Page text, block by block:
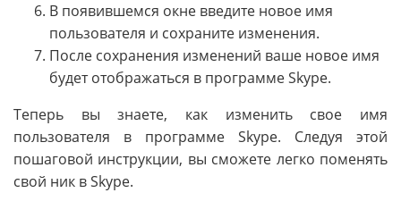
В появившемся окне введите новое имя
пользователя и сохраните изменения.
После сохранения изменений ваше новое имя
будет отображаться в программе Skype.
Теперь вы знаете, как изменить свое имя
пользователя в программе Skype. Следуя этой
пошаговой инструкции, вы сможете легко поменять
свой ник в Skype.